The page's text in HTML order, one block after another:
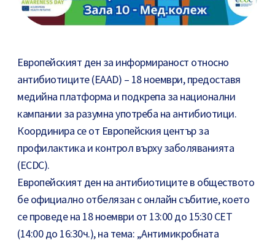
Европейският ден за информираност относно
антибиотиците (EAAD) – 18 ноември, предоставя
медийна платформа и подкрепа за национални
кампании за разумна употреба на антибиотици.
Координира се от Европейския център за
профилактика и контрол върху заболяванията
(ECDC).
Европейският ден на антибиотиците в обществото
бе официално отбелязан с онлайн събитие, което
се проведе на 18 ноември от 13:00 до 15:30 CET
(14:00 до 16:30ч.), на тема: „Антимикробната